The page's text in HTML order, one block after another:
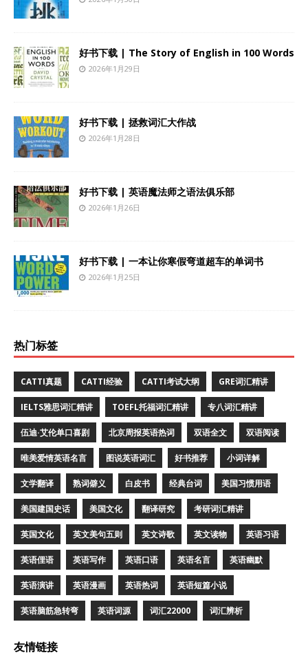
好书下载 | The Story of English in 100 Words
2026年1月29日
好书下载 | 拯救词汇大作战
2026年1月28日
好书下载 | 英语魔法师之语法俱乐部
2026年1月26日
好书下载 | 一本让你寒假弯道超车的单词书
2026年1月25日
热门标签
CATTI真题 CATTI经验 CATTI考试大纲 GRE词汇精讲
IELTS雅思词汇精讲 TOEFL托福词汇精讲 专八词汇精讲
伍迪·艾伦单口喜剧 北京周报英语热词 双语全文 双语阅读
唯美爱情英语名言 图说英语词汇 好书推荐 小词详解
文学翻译 熟词僻义 白皮书 经典台词 美国习惯用语
美国建国史话 美国文化 翻译研究 考研词汇精讲
英国文化 英文美句五则 英文诗歌 英文读物 英语习语
英语俚语 英语写作 英语口语 英语名言 英语幽默
英语演讲 英语漫画 英语热词 英语短篇小说
英语脑筋急转弯 英语词源 词汇22000 词汇辨析
友情链接